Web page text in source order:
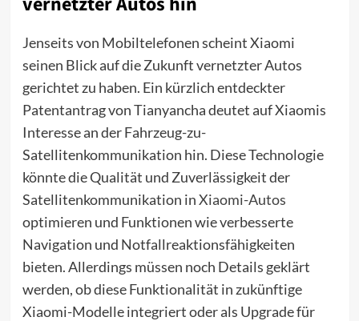
Jenseits von Mobiltelefonen scheint Xiaomi
seinen Blick auf die Zukunft vernetzter Autos
gerichtet zu haben. Ein kürzlich entdeckter
Patentantrag von Tianyancha deutet auf Xiaomis
Interesse an der Fahrzeug-zu-
Satellitenkommunikation hin. Diese Technologie
könnte die Qualität und Zuverlässigkeit der
Satellitenkommunikation inXiaomi-Autos
optimieren und Funktionen wie verbesserte
Navigation und Notfallreaktionsfähigkeiten
bieten. Allerdings müssen noch Details geklärt
werden, ob diese Funktionalität in zukünftige
Xiaomi-Modelle integriert oder als Upgrade für